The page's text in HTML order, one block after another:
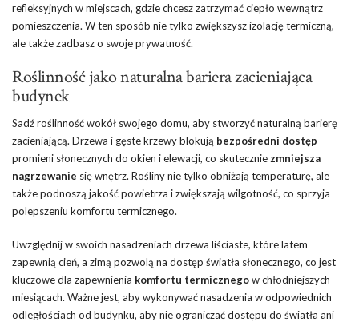
refleksyjnych w miejscach, gdzie chcesz zatrzymać ciepło wewnątrz
pomieszczenia. W ten sposób nie tylko zwiększysz izolację termiczną,
ale także zadbasz o swoje prywatność.
Roślinność jako naturalna bariera zacieniająca
budynek
Sadź roślinność wokół swojego domu, aby stworzyć naturalną barierę
zacieniającą. Drzewa i gęste krzewy blokują bezpośredni dostęp
promieni słonecznych do okien i elewacji, co skutecznie zmniejsza
nagrzewanie się wnętrz. Rośliny nie tylko obniżają temperaturę, ale
także podnoszą jakość powietrza i zwiększają wilgotność, co sprzyja
polepszeniu komfortu termicznego.
Uwzględnij w swoich nasadzeniach drzewa liściaste, które latem
zapewnią cień, a zimą pozwolą na dostęp światła słonecznego, co jest
kluczowe dla zapewnienia komfortu termicznegow chłodniejszych
miesiącach. Ważne jest, aby wykonywać nasadzenia w odpowiednich
odległościach od budynku, aby nie ograniczać dostępu do światła ani